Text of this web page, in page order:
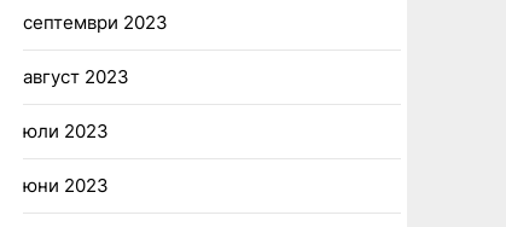
септември 2023
август 2023
юли 2023
юни 2023